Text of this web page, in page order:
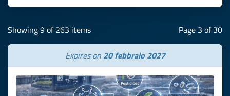
Showing 9 of 263 items Page 3 of 30
Expires on 20 febbraio 2027